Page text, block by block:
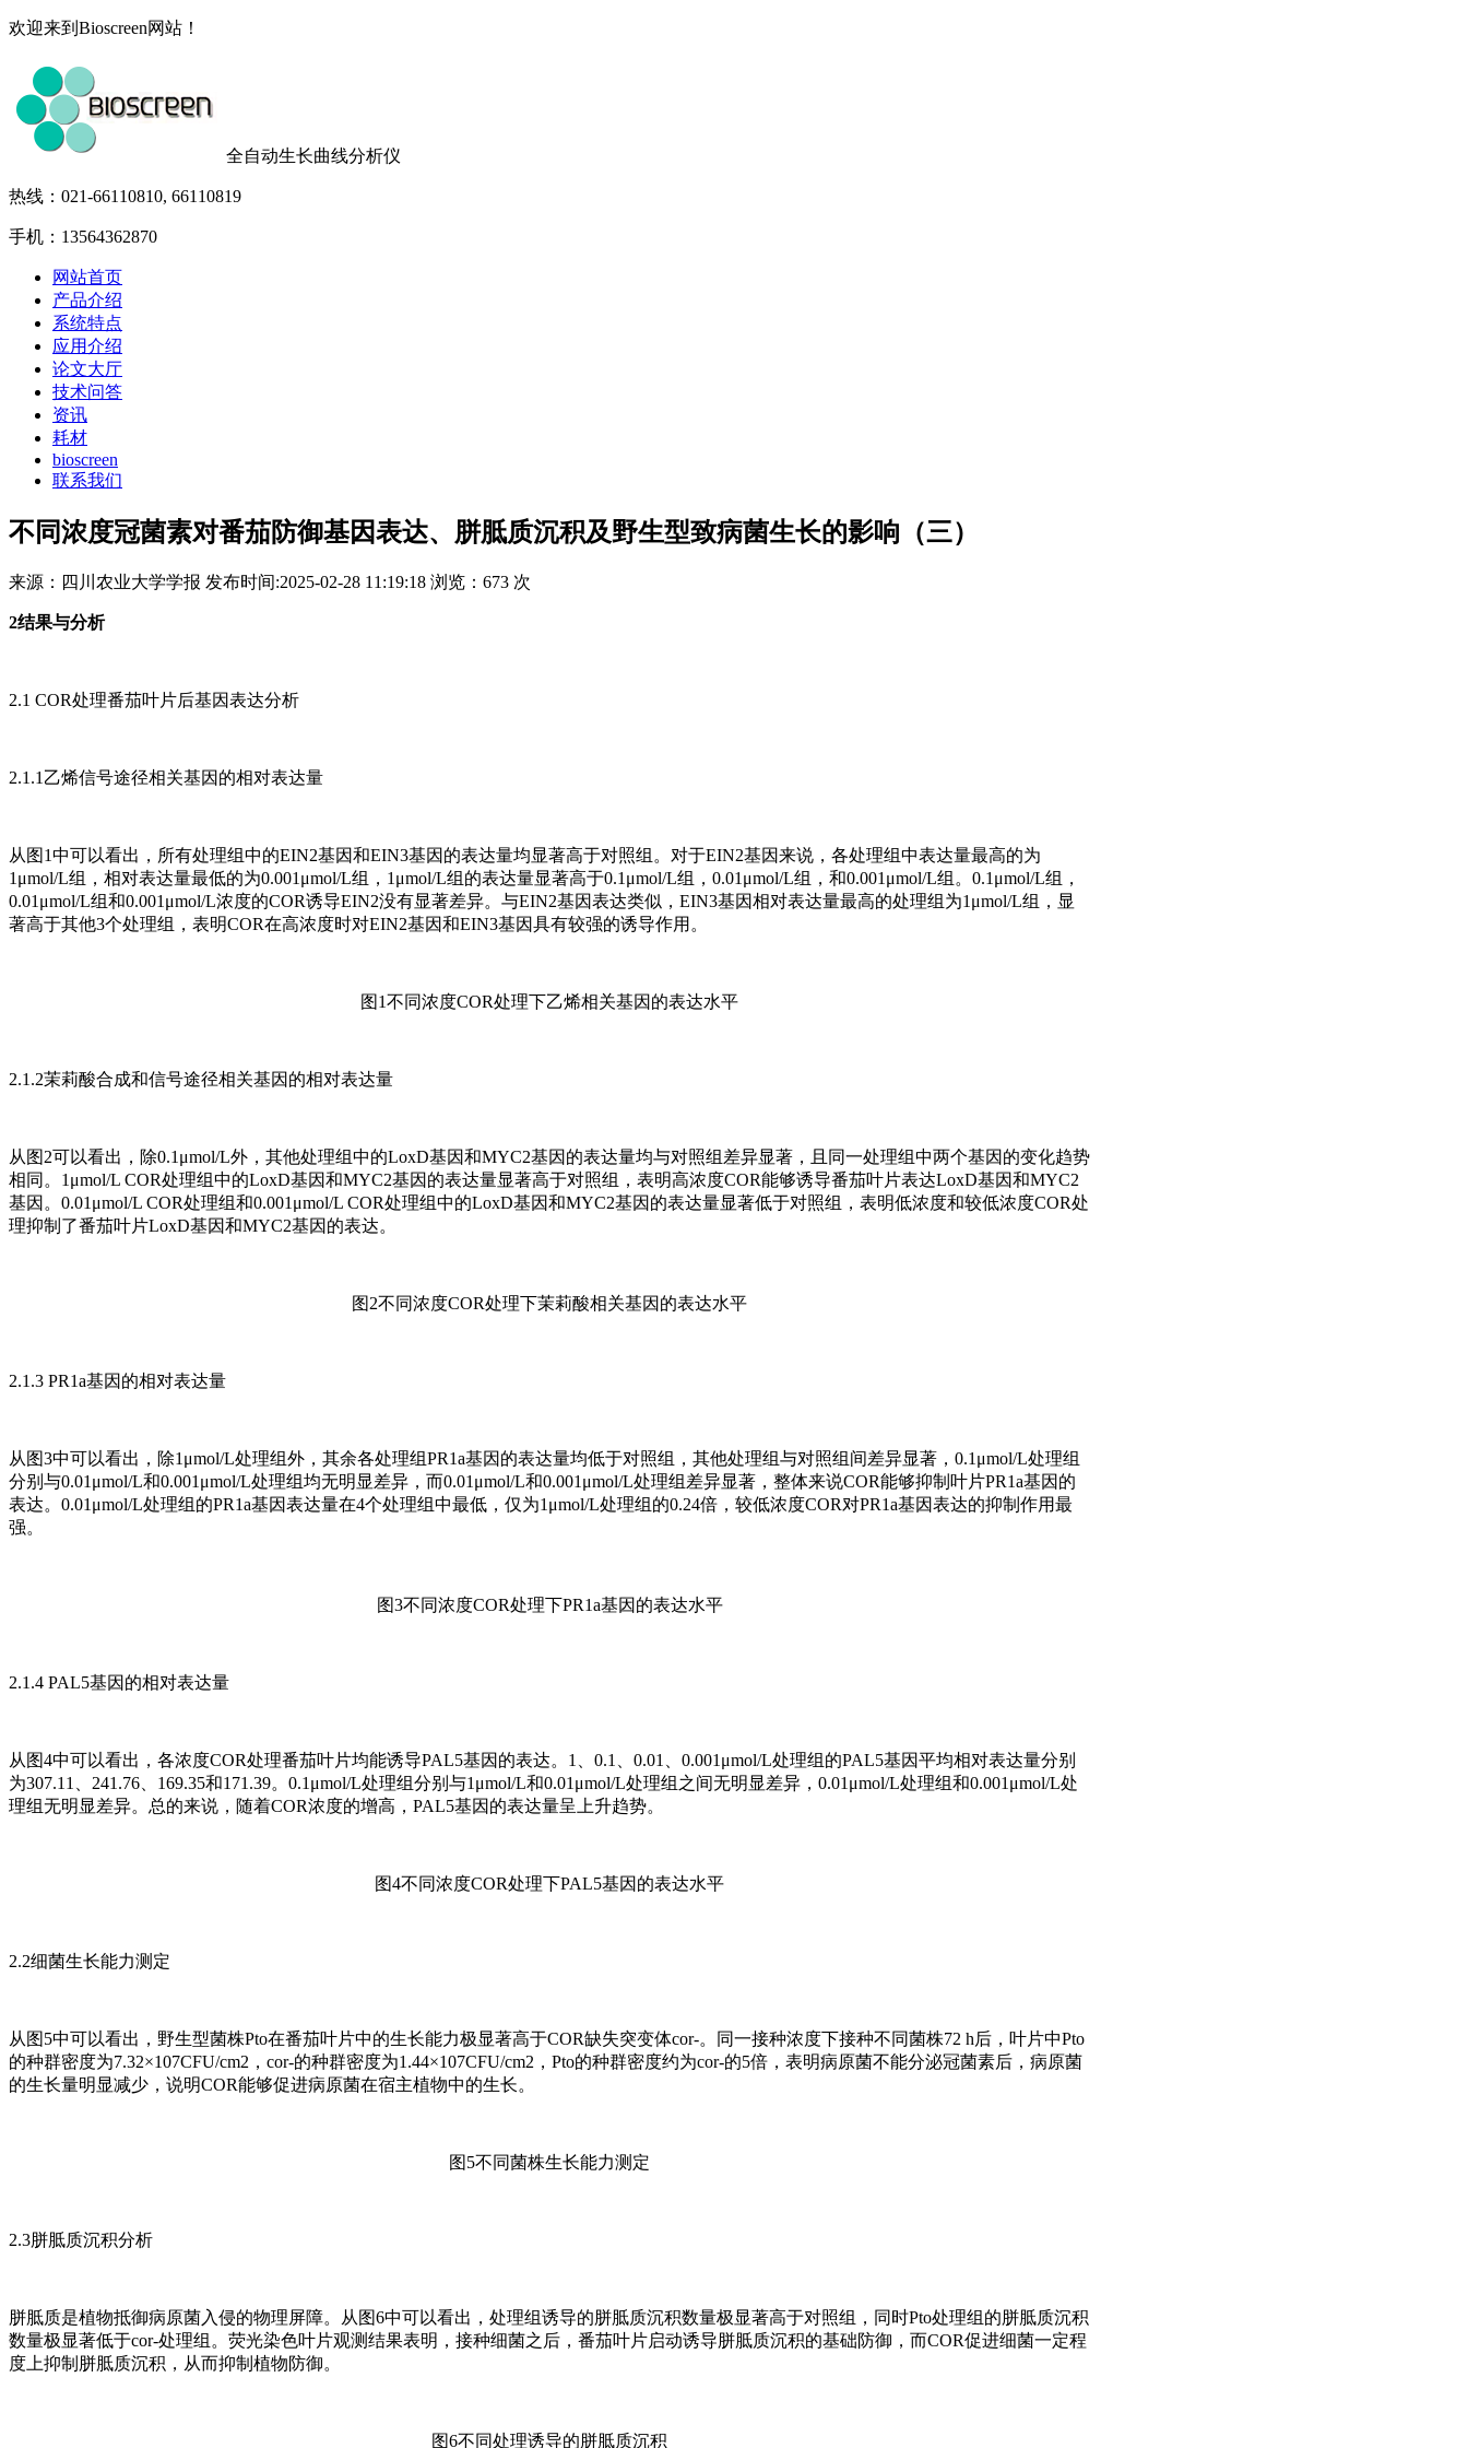
欢迎来到Bioscreen网站！
全自动生长曲线分析仪
热线：021-66110810, 66110819
手机：13564362870
网站首页
产品介绍
系统特点
应用介绍
论文大厅
技术问答
资讯
耗材
bioscreen
联系我们
不同浓度冠菌素对番茄防御基因表达、胼胝质沉积及野生型致病菌生长的影响（三）
来源： 四川农业大学学报 发布时间:2025-02-28 11:19:18 浏览： 673 次
2结果与分析
2.1 COR处理番茄叶片后基因表达分析
2.1.1乙烯信号途径相关基因的相对表达量
从图1中可以看出，所有处理组中的EIN2基因和EIN3基因的表达量均显著高于对照组。对于EIN2基因来说，各处理组中表达量最高的为
1μmol/L组，相对表达量最低的为0.001μmol/L组，1μmol/L组的表达量显著高于0.1μmol/L组，0.01μmol/L组，和0.001μmol/L组。0.1μmol/L组，
0.01μmol/L组和0.001μmol/L浓度的COR诱导EIN2没有显著差异。与EIN2基因表达类似，EIN3基因相对表达量最高的处理组为1μmol/L组，显
著高于其他3个处理组，表明COR在高浓度时对EIN2基因和EIN3基因具有较强的诱导作用。
图1不同浓度COR处理下乙烯相关基因的表达水平
2.1.2茉莉酸合成和信号途径相关基因的相对表达量
从图2可以看出，除0.1μmol/L外，其他处理组中的LoxD基因和MYC2基因的表达量均与对照组差异显著，且同一处理组中两个基因的变化趋势
相同。1μmol/L COR处理组中的LoxD基因和MYC2基因的表达量显著高于对照组，表明高浓度COR能够诱导番茄叶片表达LoxD基因和MYC2
基因。0.01μmol/L COR处理组和0.001μmol/L COR处理组中的LoxD基因和MYC2基因的表达量显著低于对照组，表明低浓度和较低浓度COR处
理抑制了番茄叶片LoxD基因和MYC2基因的表达。
图2不同浓度COR处理下茉莉酸相关基因的表达水平
2.1.3 PR1a基因的相对表达量
从图3中可以看出，除1μmol/L处理组外，其余各处理组PR1a基因的表达量均低于对照组，其他处理组与对照组间差异显著，0.1μmol/L处理组
分别与0.01μmol/L和0.001μmol/L处理组均无明显差异，而0.01μmol/L和0.001μmol/L处理组差异显著，整体来说COR能够抑制叶片PR1a基因的
表达。0.01μmol/L处理组的PR1a基因表达量在4个处理组中最低，仅为1μmol/L处理组的0.24倍，较低浓度COR对PR1a基因表达的抑制作用最
强。
图3不同浓度COR处理下PR1a基因的表达水平
2.1.4 PAL5基因的相对表达量
从图4中可以看出，各浓度COR处理番茄叶片均能诱导PAL5基因的表达。1、0.1、0.01、0.001μmol/L处理组的PAL5基因平均相对表达量分别
为307.11、241.76、169.35和171.39。0.1μmol/L处理组分别与1μmol/L和0.01μmol/L处理组之间无明显差异，0.01μmol/L处理组和0.001μmol/L处
理组无明显差异。总的来说，随着COR浓度的增高，PAL5基因的表达量呈上升趋势。
图4不同浓度COR处理下PAL5基因的表达水平
2.2细菌生长能力测定
从图5中可以看出，野生型菌株Pto在番茄叶片中的生长能力极显著高于COR缺失突变体cor-。同一接种浓度下接种不同菌株72 h后，叶片中Pto
的种群密度为7.32×107CFU/cm2，cor-的种群密度为1.44×107CFU/cm2，Pto的种群密度约为cor-的5倍，表明病原菌不能分泌冠菌素后，病原菌
的生长量明显减少，说明COR能够促进病原菌在宿主植物中的生长。
图5不同菌株生长能力测定
2.3胼胝质沉积分析
胼胝质是植物抵御病原菌入侵的物理屏障。从图6中可以看出，处理组诱导的胼胝质沉积数量极显著高于对照组，同时Pto处理组的胼胝质沉积
数量极显著低于cor-处理组。荧光染色叶片观测结果表明，接种细菌之后，番茄叶片启动诱导胼胝质沉积的基础防御，而COR促进细菌一定程
度上抑制胼胝质沉积，从而抑制植物防御。
图6不同处理诱导的胼胝质沉积